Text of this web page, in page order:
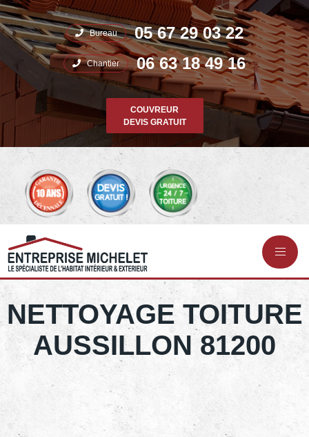
Bureau 05 67 29 03 22
Chantier 06 63 18 49 16
COUVREUR
DEVIS GRATUIT
NETTOYAGE TOITURE
AUSSILLON 81200